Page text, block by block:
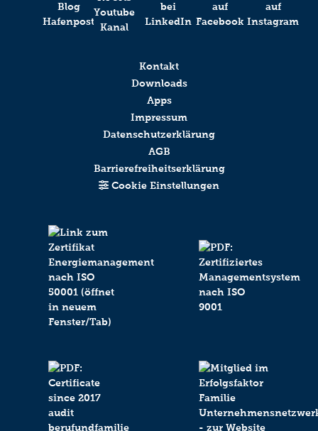
Kontakt
Downloads
Apps
Impressum
Datenschutzerklärung
AGB
Barrierefreiheitserklärung
Cookie Einstellungen